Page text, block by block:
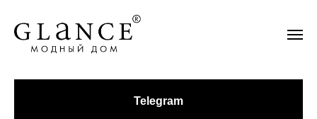
Telegram